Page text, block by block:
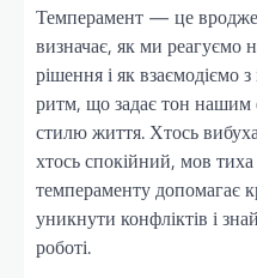
Темперамент — це
визначає, як ми реагуємо
рішення і як взаємодіємо
ритм, що задає тон нашим
стилю життя. Хтось
хтось спокійний, мов
темпераменту допомагає
уникнути конфліктів і
роботі.